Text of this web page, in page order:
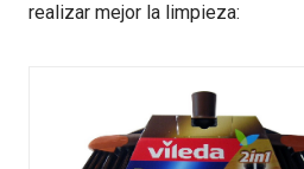
realizar mejor la limpieza: